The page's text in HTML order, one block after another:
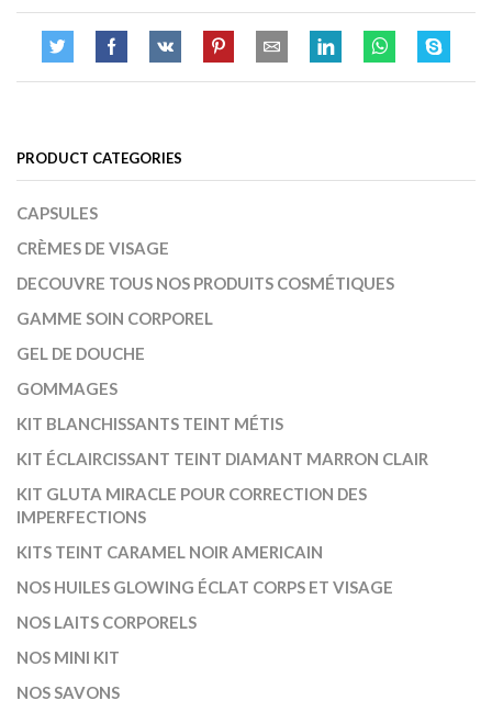
PRODUCT CATEGORIES
CAPSULES
CRÈMES DE VISAGE
DECOUVRE TOUS NOS PRODUITS COSMÉTIQUES
GAMME SOIN CORPOREL
GEL DE DOUCHE
GOMMAGES
KIT BLANCHISSANTS TEINT MÉTIS
KIT ÉCLAIRCISSANT TEINT DIAMANT MARRON CLAIR
KIT GLUTA MIRACLE POUR CORRECTION DES
IMPERFECTIONS
KITS TEINT CARAMEL NOIR AMERICAIN
NOS HUILES GLOWING ÉCLAT CORPS ET VISAGE
NOS LAITS CORPORELS
NOS MINI KIT
NOS SAVONS